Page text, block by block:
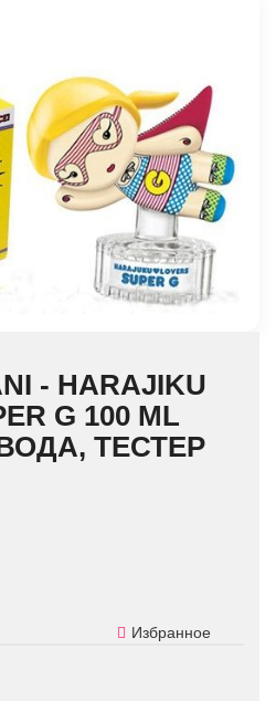
- HARAJIKU
G 100 ML
ТЕСТЕР
Избранное